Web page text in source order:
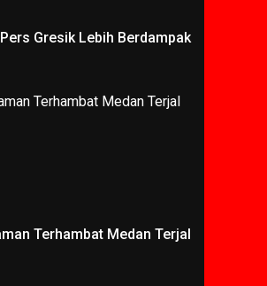
Gresik Lebih Berdampak
Terhambat Medan Terjal